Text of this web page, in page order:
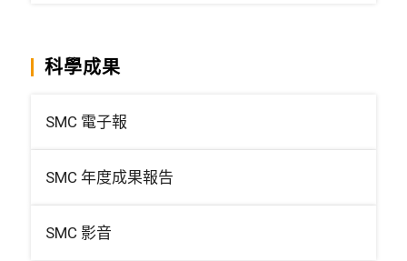
科學成果
SMC 電子報
SMC 年度成果報告
SMC 影音